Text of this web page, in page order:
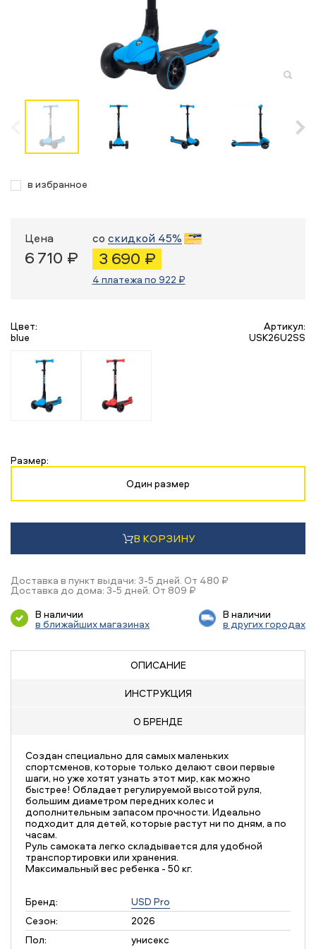
в избранное
Цена
6 710 ₽
со скидкой 45%
3 690 ₽
4 платежа по 922 ₽
Цвет:
blue
Артикул:
USK26U2SS
Размер:
Один размер
В КОРЗИНУ
Доставка в пункт выдачи: 3-5 дней. От 480 ₽
Доставка до дома: 3-5 дней. От 809 ₽
В наличии
в ближайших магазинах
В наличии
в других городах
ОПИСАНИЕ
ИНСТРУКЦИЯ
О БРЕНДЕ
Cоздан специально для самых маленьких
спортсменов, которые только делают свои первые
шаги, но уже хотят узнать этот мир, как можно
быстрее! Обладает регулируемой высотой руля,
большим диаметром передних колес и
дополнительным запасом прочности. Идеально
подходит для детей, которые растут ни по дням, а по
часам.
Руль самоката легко складывается для удобной
транспортировки или хранения.
Максимальный вес ребенка - 50 кг.
Бренд:
USD Pro
Сезон:
2026
Пол:
унисекс